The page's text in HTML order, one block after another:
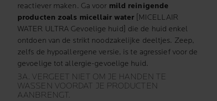
reactiever maken. Ga voor mild reinigende
producten zoals micellair water [MICELLAIR
WATER ULTRA Gevoelige huid] die de huid enkel
ontdoen van de strikt noodzakelijke deeltjes. Zeep,
zelfs de hypoallergene versie, is te agressief voor de
gevoelige tot allergie-gevoelige huid.
3A. VERGEET NIET OM JE HANDEN TE
WASSEN VOORDAT JE PRODUCTEN
AANBRENGT.